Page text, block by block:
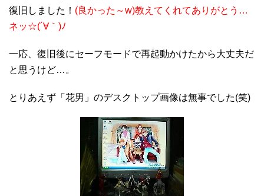
復旧しました！ (良かった～w)教えてくれてありがとう…
ネッ☆(´∀｀)ﾉ
一応、復旧後にセーフモードで再起動かけたから大丈夫だ
と思うけど…。
とりあえず「花男」のデスクトップ画像は無事でした(笑)